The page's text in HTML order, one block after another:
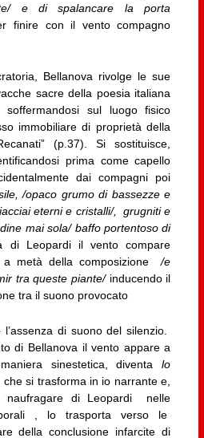
e di spalancare la porta
finire con il vento compagno
Bellanova rivolge le sue
sacre della poesia italiana
soffermandosi sul luogo fisico
immobiliare di proprietà della
(p.37). Si sostituisce,
prima come capello
dai compagni poi
/opaco grumo di bassezze e
eterni e cristalli/, grugniti e
mai sola/ baffo portentoso di
di Leopardi il vento compare
a metà della composizione/e
tra queste piante/ inducendo il
tra il suono provocato
di suono del silenzio.
di Bellanova il vento appare a
sinestetica, diventalo
che si trasforma in io narrante e,
naufragare di Leopardi nelle
, lo trasporta verso le
della conclusione infarcite di